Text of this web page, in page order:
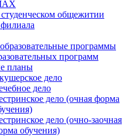
общежитии
программы
программ
планы
дело
дело
дело (очная форма
дело (очно-заочная
обучения)